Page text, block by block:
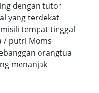
dengan tutor
yang terdekat
tempat tinggal
/ putri Moms
orangtua
menanjak